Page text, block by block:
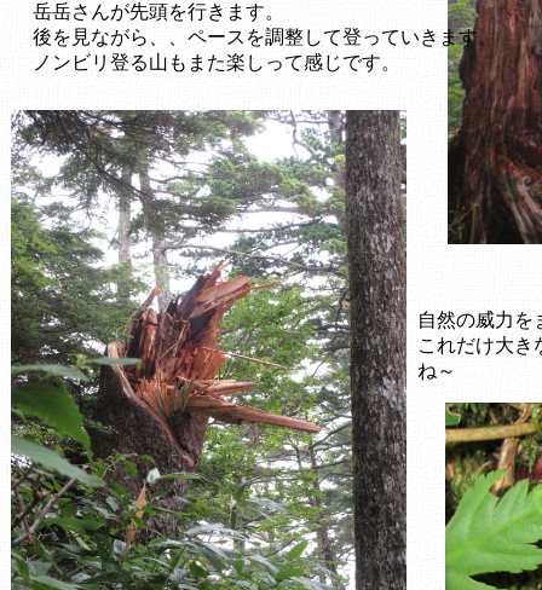
岳岳さんが先頭を行きます。
後を見ながら、、ペースを調整して登っていきます。
ノンビリ登る山もまた楽しって感じです。
自然の威力を
これだけ大き
ね～